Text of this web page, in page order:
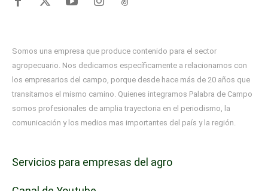
Somos una empresa que produce contenido para el sector
agropecuario. Nos dedicamos específicamente a relacionarnos con
los empresarios del campo, porque desde hace más de 20 años que
transitamos el mismo camino. Quienes integramos Palabra de Campo
somos profesionales de amplia trayectoria en el periodismo, la
comunicación y los medios mas importantes del país y la región.
Servicios para empresas del agro